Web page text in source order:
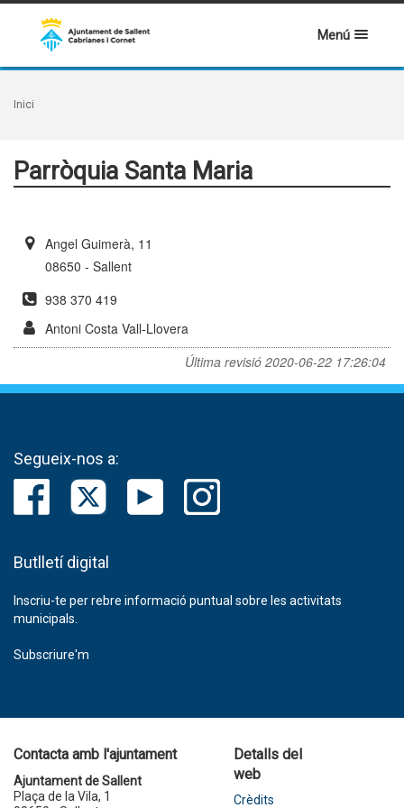
Menú
Inici
Parròquia Santa Maria
Angel Guimerà, 11
08650 - Sallent
938 370 419
Antoni Costa Vall-Llovera
Última revisió 2020-06-22 17:26:04
Segueix-nos a:
Butlletí digital
Inscriu-te per rebre informació puntual sobre les activitats
municipals.
Subscriure'm
Contacta amb l'ajuntament
Ajuntament de Sallent
Plaça de la Vila, 1
Detalls del
web
Crèdits